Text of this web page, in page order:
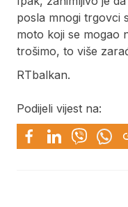
posla mnogi trgovci
moto koji se mogao
trošimo, to više
RTbalkan.
Podijeli vijest na: